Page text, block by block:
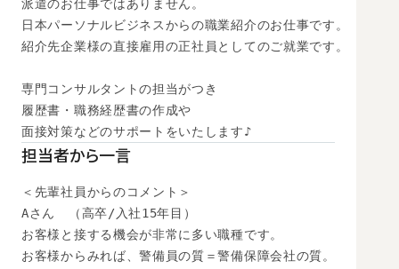
派遣のお仕事ではありません。
日本パーソナルビジネスからの職業紹介のお仕事です。
紹介先企業様の直接雇用の正社員としてのご就業です。
専門コンサルタントの担当がつき
履歴書・職務経歴書の作成や
面接対策などのサポートをいたします♪
担当者から一言
＜先輩社員からのコメント＞
Aさん　（高卒/入社15年目）
お客様と接する機会が非常に多い職種です。
お客様からみれば、警備員の質＝警備保障会社の質。